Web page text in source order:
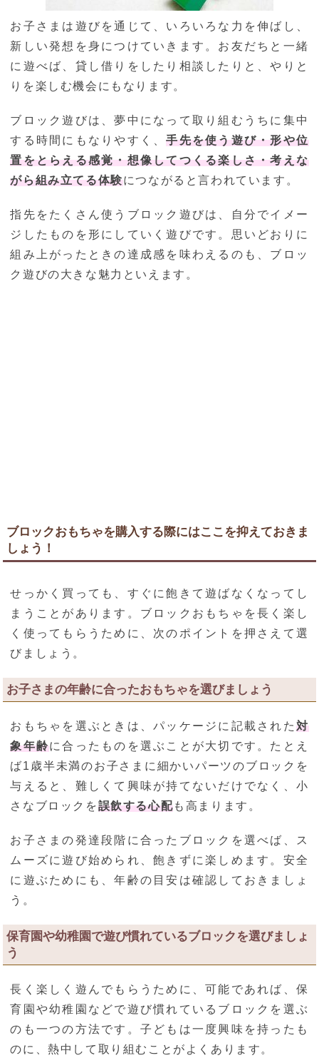
お子さまは遊びを通じて、いろいろな力を伸ばし、
新しい発想を身につけていきます。お友だちと一緒
に遊べば、貸し借りをしたり相談したりと、やりと
りを楽しむ機会にもなります。
ブロック遊びは、夢中になって取り組むうちに集中
する時間にもなりやすく、手先を使う遊び・形や位
置をとらえる感覚・想像してつくる楽しさ・考えな
がら組み立てる体験につながると言われています。
指先をたくさん使うブロック遊びは、自分でイメー
ジしたものを形にしていく遊びです。思いどおりに
組み上がったときの達成感を味わえるのも、ブロッ
ク遊びの大きな魅力といえます。
ブロックおもちゃを購入する際にはここを抑えておきま
しょう！
せっかく買っても、すぐに飽きて遊ばなくなってし
まうことがあります。ブロックおもちゃを長く楽し
く使ってもらうために、次のポイントを押さえて選
びましょう。
お子さまの年齢に合ったおもちゃを選びましょう
おもちゃを選ぶときは、パッケージに記載された 対
象年齢に合ったものを選ぶことが大切です。たとえ
ば1歳半未満のお子さまに細かいパーツのブロックを
与えると、難しくて興味が持てないだけでなく、小
さなブロックを誤飲する心配も高まります。
お子さまの発達段階に合ったブロックを選べば、ス
ムーズに遊び始められ、飽きずに楽しめます。安全
に遊ぶためにも、年齢の目安は確認しておきましょ
う。
保育園や幼稚園で遊び慣れているブロックを選びましょ
う
長く楽しく遊んでもらうために、可能であれば、保
育園や幼稚園などで遊び慣れているブロックを選ぶ
のも一つの方法です。子どもは一度興味を持ったも
のに、熱中して取り組むことがよくあります。